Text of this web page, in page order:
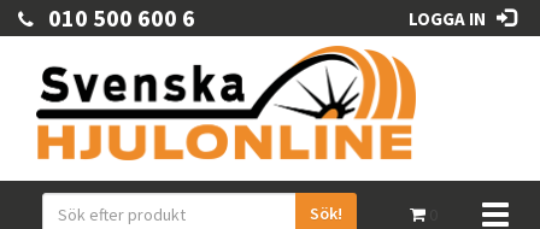
010 500 600 6 LOGGA IN
Sök!